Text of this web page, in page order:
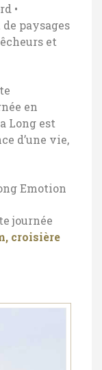
•
paysages
et
en
Long est
d’une vie,
Emotion
journée
croisière